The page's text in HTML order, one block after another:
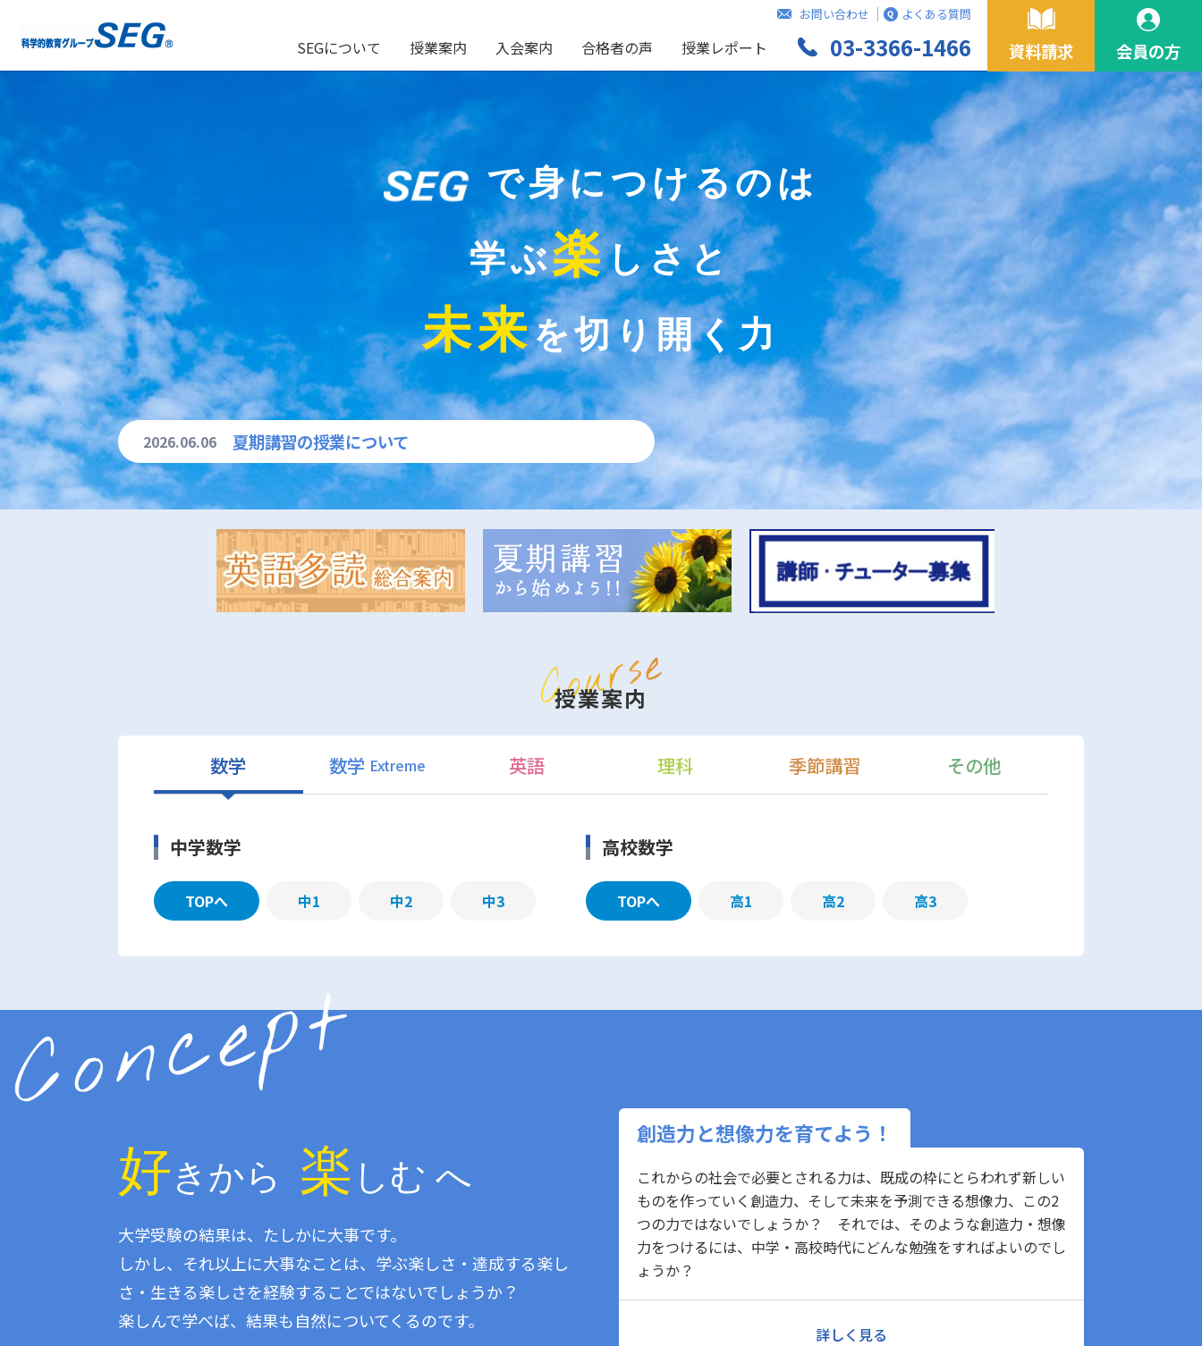
SEGについて 授業案内 入会案内 合格者の声 授業レポート
お問い合わせ よくある質問
03-3366-1466 資料請求 会員の方
で身につけるのは
学ぶ楽しさと
未来を切り開く力
2026.06.06 夏期講習の授業について
授業案内
数学 数学 Extreme 英語 理科 季節講習 その他
中学数学
TOPへ 中1 中2 中3
高校数学
TOPへ 高1 高2 高3
好きから 楽 しむ へ
大学受験の結果は、たしかに大事です。
しかし、それ以上に大事なことは、学ぶ楽しさ・達成する楽し
さ・生きる楽しさを経験することではないでしょうか？
楽しんで学べば、結果も自然についてくるのです。
創造力と想像力を育てよう！
これからの社会で必要とされる力は、既成の枠にとらわれず新しい
ものを作っていく創造力、そして未来を予測できる想像力、この2
つの力ではないでしょうか？ それでは、そのような創造力・想像
力をつけるには、中学・高校時代にどんな勉強をすればよいのでし
ょうか？
詳しく見る